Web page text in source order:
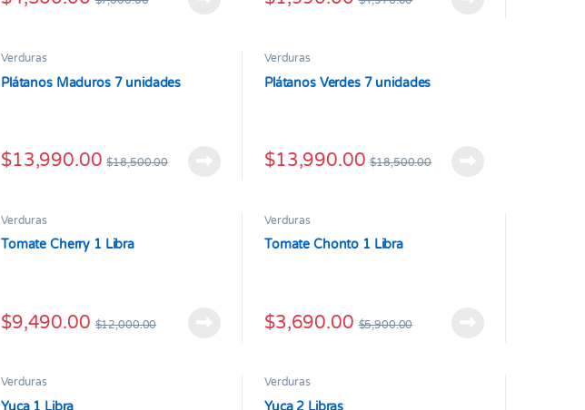
Verduras
Plátanos Maduros 7 unidades
$13,990.00 $18,500.00
Verduras
Plátanos Verdes 7 unidades
$13,990.00 $18,500.00
Verduras
Tomate Cherry 1 Libra
$9,490.00 $12,000.00
Verduras
Tomate Chonto 1 Libra
$3,690.00 $5,900.00
Verduras
Yuca 1 Libra
Verduras
Yuca 2 Libras